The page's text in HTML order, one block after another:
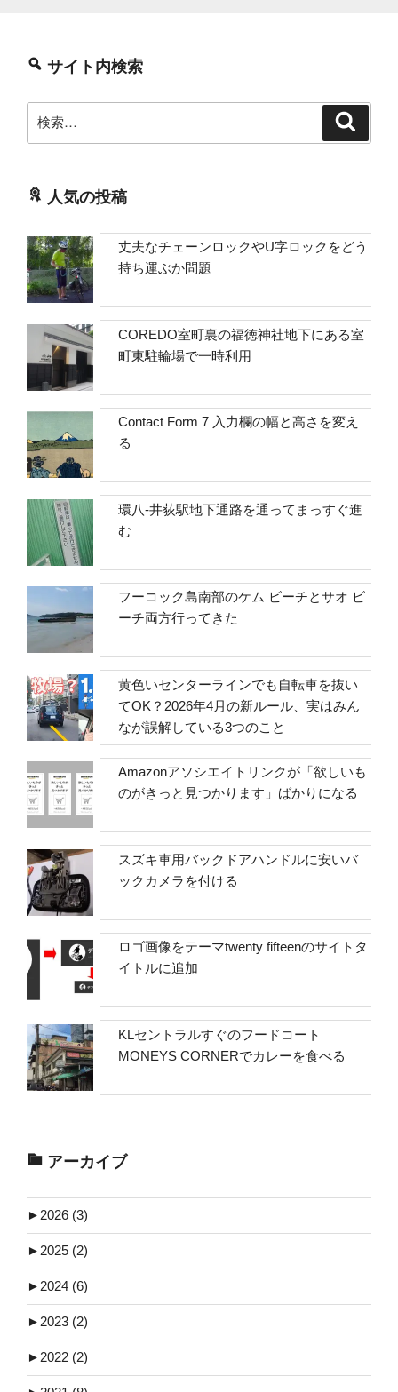
サイト内検索
索:
人気の投稿
丈夫なチェーンロックやU字ロックをどう
持ち運ぶか問題
COREDO室町裏の福徳神社地下にある室
町東駐輪場で一時利用
Contact Form 7 入力欄の幅と高さを変え
る
環八-井荻駅地下通路を通ってまっすぐ進
む
フーコック島南部のケム ビーチとサオ ビ
ーチ両方行ってきた
黄色いセンターラインでも自転車を抜い
てOK？2026年4月の新ルール、実はみん
なが誤解している3つのこと
Amazonアソシエイトリンクが「欲しいも
のがきっと見つかります」ばかりになる
スズキ車用バックドアハンドルに安いバ
ックカメラを付ける
ロゴ画像をテーマtwenty fifteenのサイトタ
イトルに追加
KLセントラルすぐのフードコート
MONEYS CORNERでカレーを食べる
アーカイブ
► 2026 (3)
► 2025 (2)
► 2024 (6)
► 2023 (2)
► 2022 (2)